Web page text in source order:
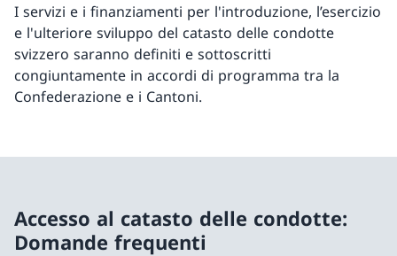
I servizi e i finanziamenti per l'introduzione, l’esercizio
e l'ulteriore sviluppo del catasto delle condotte
svizzero saranno definiti e sottoscritti
congiuntamente in accordi di programma tra la
Confederazione e i Cantoni.
Accesso al catasto delle condotte:
Domande frequenti